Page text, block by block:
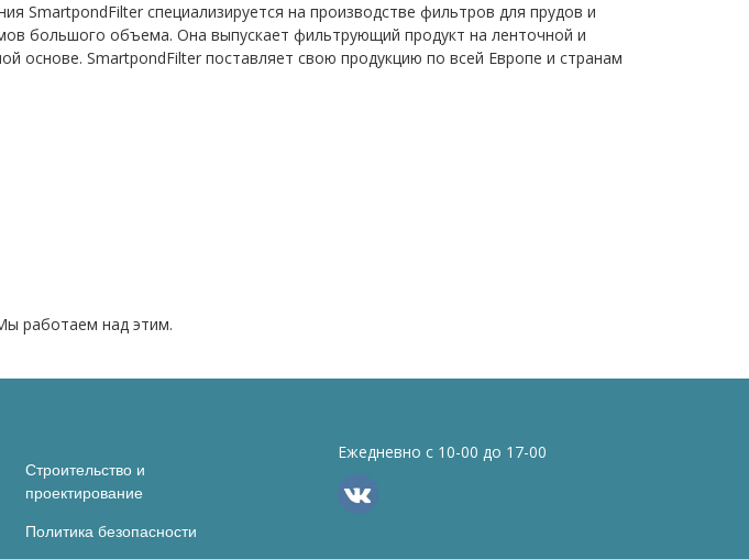
SmartpondFilter специализируется на производстве фильтров для прудов и
большого объема. Она выпускает фильтрующий продукт на ленточной и
основе. SmartpondFilter поставляет свою продукцию по всей Европе и странам
работаем над этим.
Строительство и
проектирование
Политика безопасности
Ежедневно с 10-00 до 17-00